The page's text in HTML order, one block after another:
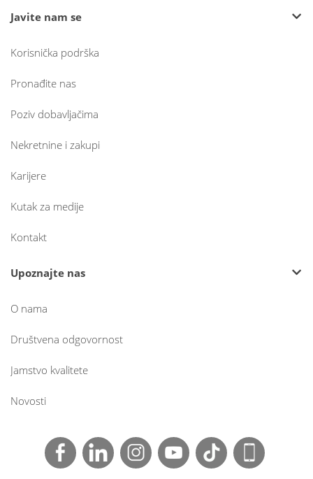
Javite nam se
Korisnička podrška
Pronađite nas
Poziv dobavljačima
Nekretnine i zakupi
Karijere
Kutak za medije
Kontakt
Upoznajte nas
O nama
Društvena odgovornost
Jamstvo kvalitete
Novosti